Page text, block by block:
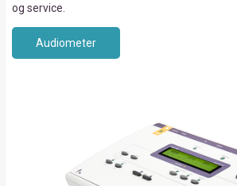
og service.
Audiometer